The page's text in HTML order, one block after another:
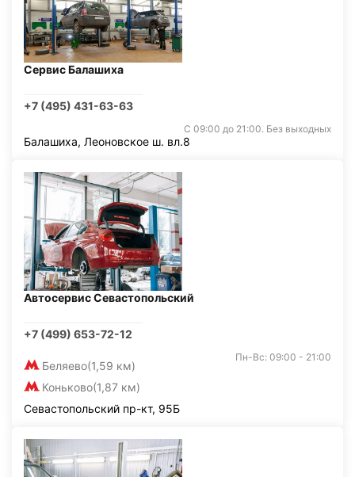
Сервис Балашиха
+7 (495) 431-63-63
С 09:00 до 21:00. Без выходных
Балашиха, Леоновское ш. вл.8
Автосервис Севастопольский
+7 (499) 653-72-12
Беляево(1,59 км)
Коньково(1,87 км)
Пн-Вс: 09:00 - 21:00
Севастопольский пр-кт, 95Б